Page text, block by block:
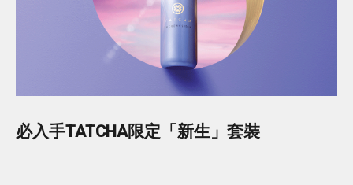
必入手TATCHA限定「新生」套裝